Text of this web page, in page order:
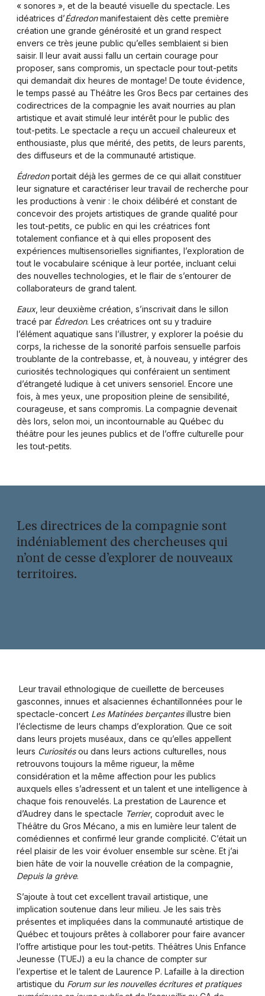
« sonores », et de la beauté visuelle du spectacle. Les
idéatrices d’Édredonmanifestaient dès cette première
création une grande générosité et un grand respect
envers ce très jeune public qu’elles semblaient si bien
saisir. Il leur avait aussi fallu un certain courage pour
proposer, sans compromis, un spectacle pour tout-petits
qui demandait dix heures de montage! De toute évidence,
le temps passé au Théâtre les Gros Becs par certaines des
codirectrices de la compagnie les avait nourries au plan
artistique et avait stimulé leur intérêt pour le public des
tout-petits. Le spectacle a reçu un accueil chaleureux et
enthousiaste, plus que mérité, des petits, de leurs parents,
des diffuseurs et de la communauté artistique.
Édredonportait déjà les germes de ce qui allait constituer
leur signature et caractériser leur travail de recherche pour
les productions à venir : le choix délibéré et constant de
concevoir des projets artistiques de grande qualité pour
les tout-petits, ce public en qui les créatrices font
totalement confiance et à qui elles proposent des
expériences multisensorielles signifiantes, l’exploration de
tout le vocabulaire scénique à leur portée, incluant celui
des nouvelles technologies, et le flair de s’entourer de
collaborateurs de grand talent.
Eaux, leur deuxième création, s’inscrivait dans le sillon
tracé par Édredon. Les créatrices ont su y traduire
l’élément aquatique sans l’illustrer, y explorer la poésie du
corps, la richesse de la sonorité parfois sensuelle parfois
troublante de la contrebasse, et, à nouveau, y intégrer des
curiosités technologiques qui conféraient un sentiment
d’étrangeté ludique à cet univers sensoriel. Encore une
fois, à mes yeux, une proposition pleine de sensibilité,
courageuse, et sans compromis. La compagnie devenait
dès lors, selon moi, un incontournable au Québec du
théâtre pour les jeunes publics et de l’offre culturelle pour
les tout-petits.
Les directrices de la compagnie sont
indéniablement des chercheuses qui
n’ont de cesse d’explorer de nouveaux
territoires.
Leur travail ethnologique de cueillette de berceuses
gasconnes, innues et alsaciennes échantillonnées pour le
spectacle-concert Les Matinées berçantesillustre bien
l’éclectisme de leurs champs d’exploration. Que ce soit
dans leurs projets muséaux, dans ce qu’elles appellent
leurs Curiositésou dans leurs actions culturelles, nous
retrouvons toujours la même rigueur, la même
considération et la même affection pour les publics
auxquels elles s’adressent et un talent et une intelligence à
chaque fois renouvelés. La prestation de Laurence et
d’Audrey dans le spectacle Terrier, coproduit avec le
Théâtre du Gros Mécano, a mis en lumière leur talent de
comédiennes et confirmé leur grande complicité. C’était un
réel plaisir de les voir évoluer ensemble sur scène. Et j’ai
bien hâte de voir la nouvelle création de la compagnie,
Depuis la grève.
S’ajoute à tout cet excellent travail artistique, une
implication soutenue dans leur milieu. Je les sais très
présentes et impliquées dans la communauté artistique de
Québec et toujours prêtes à collaborer pour faire avancer
l’offre artistique pour les tout-petits. Théâtres Unis Enfance
Jeunesse (TUEJ) a eu la chance de compter sur
l’expertise et le talent de Laurence P. Lafaille à la direction
artistique du Forum sur les nouvelles écritures et pratiques